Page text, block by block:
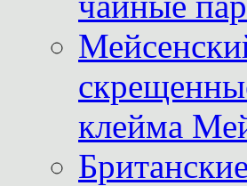
клейма